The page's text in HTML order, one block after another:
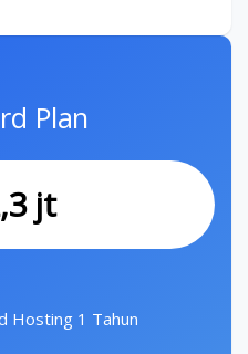
Plan
jt
Hosting 1 Tahun